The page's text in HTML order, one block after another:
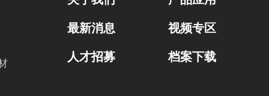
最新消息
视频专区
人才招募
档案下载